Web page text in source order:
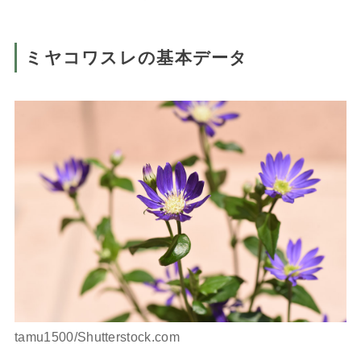
ミヤコワスレの基本データ
tamu1500/Shutterstock.com